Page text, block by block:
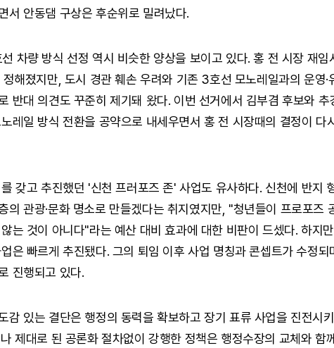
서 안동댐 구상은 후순위로 밀려났다.
차량 방식 선정 역시 비슷한 양상을 보이고 있다. 홍 전 시장 재임
해졌지만, 도시 경관 훼손 우려와 기존 3호선 모노레일과의 운영·
반대 의견도 꾸준히 제기돼 왔다. 이번 선거에서 김부겸 후보와 추
레일 방식 전환을 공약으로 내세우면서 홍 전 시장때의 결정이 다
갖고 추진했던 '신천 프러포즈 존' 사업도 유사하다. 신천에 반지
의 관광·문화 명소로 만들겠다는 취지였지만, "청년들이 프로포즈
는 것이 아니다"라는 예산 대비 효과에 대한 비판이 드셌다. 하지
은 빠르게 추진됐다. 그의 퇴임 이후 사업 명칭과 콘셉트가 수정되
진행되고 있다.
감 있는 결단은 행정의 동력을 확보하고 장기 표류 사업을 진전시
제대로 된 공론화 절차없이 강행한 정책은 행정수장의 교체와 함